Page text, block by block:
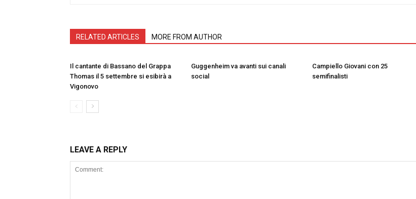
RELATED ARTICLES MORE FROM AUTHOR
Il cantante di Bassano del Grappa
Thomas il 5 settembre si esibirà a
Vigonovo
Guggenheim va avanti sui canali
social
Campiello Giovani con 25
semifinalisti
LEAVE A REPLY